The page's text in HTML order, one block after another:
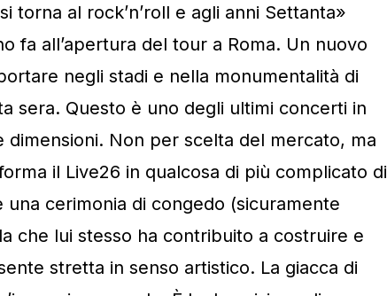
torna al rock’n’roll e agli anni Settanta»
fa all’apertura del tour a Roma. Un nuovo
negli stadi e nella monumentalità di
sera. Questo è uno degli ultimi concerti in
dimensioni. Non per scelta del mercato, ma
il Live26 in qualcosa di più complicato di
cerimonia di congedo (sicuramente
che lui stesso ha contribuito a costruire e
stretta in senso artistico. La giacca di